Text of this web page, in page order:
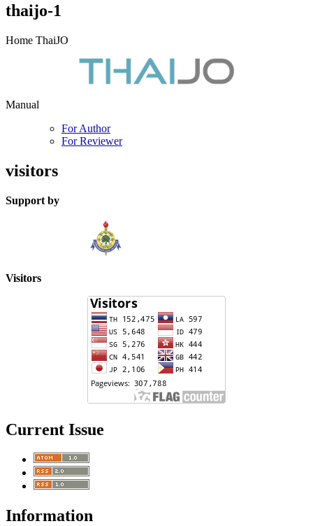
thaijo-1
Home ThaiJO
Manual
For Author
For Reviewer
visitors
Support by
Visitors
Current Issue
Information